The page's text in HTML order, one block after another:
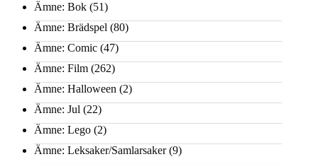
Ämne: Bok (51)
Ämne: Brädspel (80)
Ämne: Comic (47)
Ämne: Film (262)
Ämne: Halloween (2)
Ämne: Jul (22)
Ämne: Lego (2)
Ämne: Leksaker/Samlarsaker(9)